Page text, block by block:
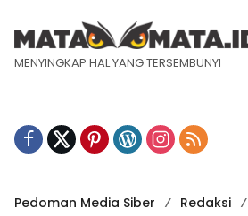
MENYINGKAP HAL YANG TERSEMBUNYI
Pedoman Media Siber Redaksi